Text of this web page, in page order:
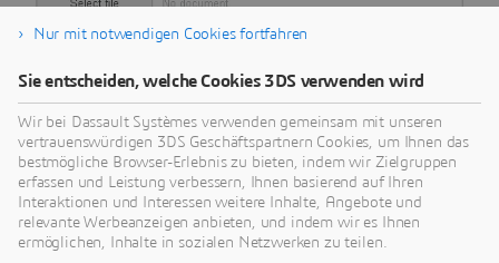
Nur mit notwendigen Cookies fortfahren
Sie entscheiden, welche Cookies 3DS verwenden wird
Wir bei Dassault Systèmes verwenden gemeinsam mit unseren
vertrauenswürdigen 3DS Geschäftspartnern Cookies, um Ihnen das
bestmögliche Browser-Erlebnis zu bieten, indem wir Zielgruppen
erfassen und Leistung verbessern, Ihnen basierend auf Ihren
Interaktionen und Interessen weitere Inhalte, Angebote und
relevante Werbeanzeigen anbieten, und indem wir es Ihnen
ermöglichen, Inhalte in sozialen Netzwerken zu teilen.